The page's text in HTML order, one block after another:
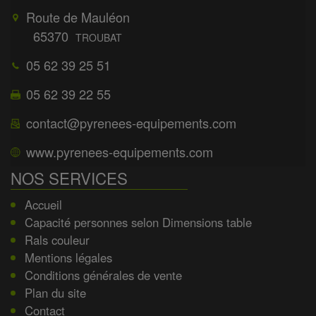
Route de Mauléon
65370 TROUBAT
05 62 39 25 51
05 62 39 22 55
contact@pyrenees-equipements.com
www.pyrenees-equipements.com
NOS SERVICES
Accueil
Capacité personnes selon Dimensions table
Rals couleur
Mentions légales
Conditions générales de vente
Plan du site
Contact